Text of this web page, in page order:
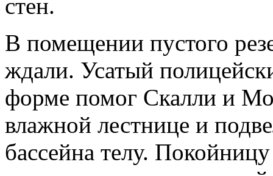
стен.
В помещении пустого
ждали. Усатый
форме помог Скалли и
влажной лестни­це и
бассейна телу.